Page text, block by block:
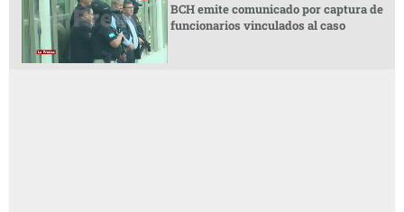
BCH emite comunicado por captura de
funcionarios vinculados al caso